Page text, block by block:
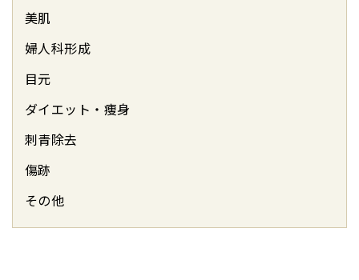
美肌
婦人科形成
目元
ダイエット・痩身
刺青除去
傷跡
その他